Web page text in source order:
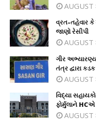
વ્રત-તહેવાર
જાણો રેસીપી
ગીર
તંત્ર દ્વારા કડક
વિદ્યા
ફોર્મુલાને